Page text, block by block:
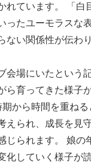
れています。 「白
ったユーモラスな
ない関係性が伝わり
会場にいたという
ら育ってきた様子
から時間を重ね
えられ、成長を見
じられます。 娘の
化していく様子が